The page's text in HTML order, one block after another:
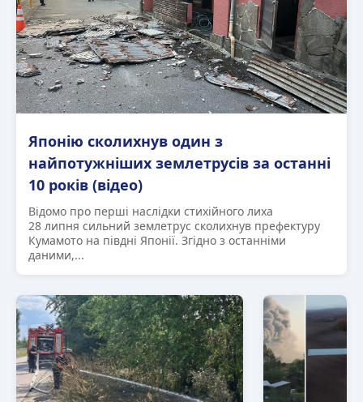
Японію сколихнув один з
найпотужніших землетрусів за останні
10 років (відео)
Відомо про перші наслідки стихійного лиха
28 липня сильний землетрус сколихнув префектуру
Кумамото на півдні Японії. Згідно з останніми
даними,...